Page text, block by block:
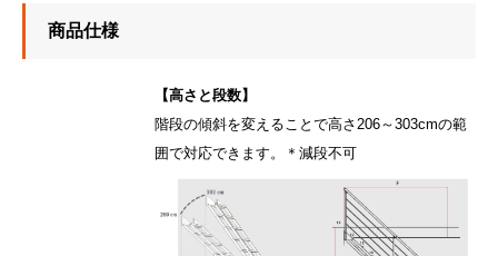
商品仕様
【高さと段数】
階段の傾斜を変えることで高さ206～303cmの範
囲で対応できます。＊減段不可